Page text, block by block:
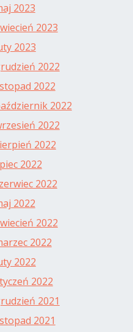
2023
2023
2023
2022
2022
2022
2022
2022
2022
2022
2022
2022
2022
2022
2022
2021
2021